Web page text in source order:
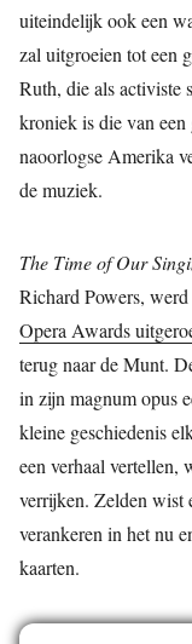
uiteindelijk ook een
zal uitgroeien tot een
Ruth, die als activiste
kroniek is die van een
naoorlogse Amerika
de muziek.
The Time of Our
Richard Powers,
Opera Awards
terug naar de Munt.
in zijn magnum opus
kleine geschiedenis
een verhaal vertellen,
verrijken. Zelden wist
verankeren in het nu
kaarten.